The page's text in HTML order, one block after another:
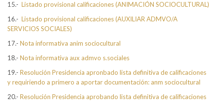
15.- Listado provisional calificaciones (ANIMACIÓN SOCIOCULTURAL)
16.- Listado provisional calificaciones (AUXILIAR ADMVO/A
SERVICIOS SOCIALES)
17.- Nota informativa anim sociocultural
18.- Nota informativa aux admvo s.sociales
19.- Resolución Presidencia apronbado lista definitiva de calificaciones
y requiriendo a primero a aportar documentación: anm sociocultural
20.- Resolución Presidencia aprobando lista definitiva de calificaciones